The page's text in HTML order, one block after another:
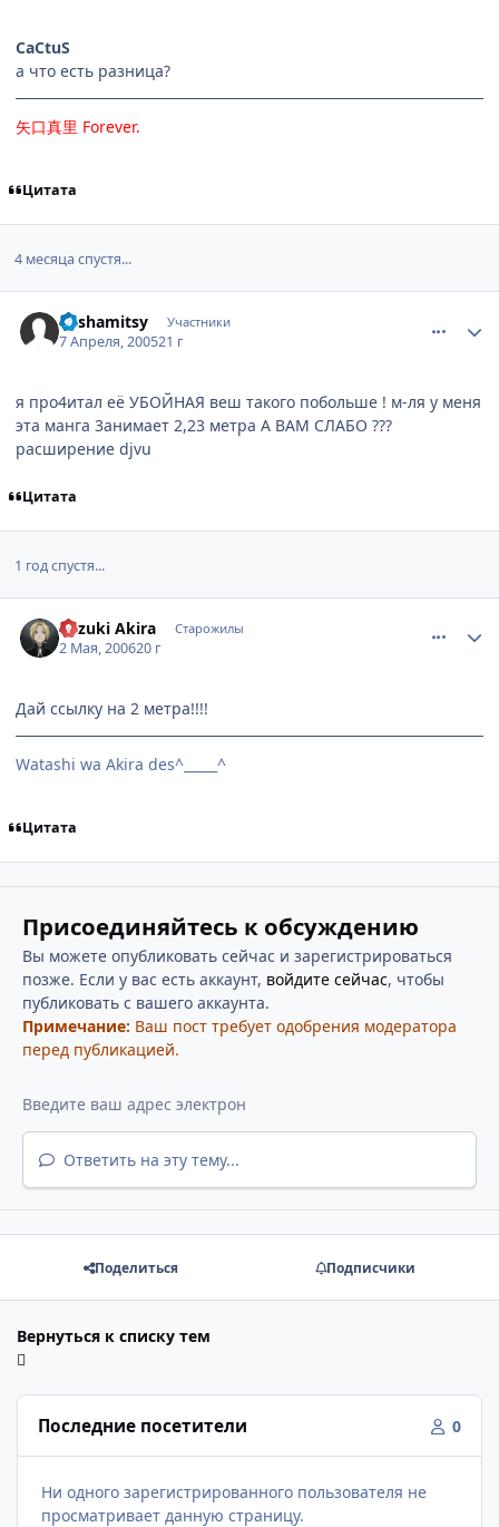
CaCtuS
а что есть разница?
矢口真里 Forever.
Цитата
4 месяца спустя...
Yoshamitsy Участники
7 Апреля, 200521 г
я про4итал её УБОЙНАЯ веш такого побольше ! м-ля у меня
эта манга 3анимает 2,23 метра А ВАМ СЛАБО ???
расширение djvu
Цитата
1 год спустя...
Mizuki Akira Старожилы
2 Мая, 200620 г
Дай ссылку на 2 метра!!!!
Watashi wa Akira des^_____^
Цитата
Присоединяйтесь к обсуждению
Вы можете опубликовать сейчас и зарегистрироваться
позже. Если у вас есть аккаунт, войдите сейчас, чтобы
публиковать с вашего аккаунта.
Примечание: Ваш пост требует одобрения модератора
перед публикацией.
Ответить на эту тему...
Поделиться Подписчики
Вернуться к списку тем
Последние посетители 0
Ни одного зарегистрированного пользователя не
просматривает данную страницу.